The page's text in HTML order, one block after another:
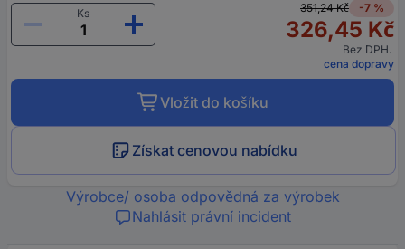
Ks
351,24 Kč
-7 %
326,45 Kč
Bez DPH.
cena dopravy
Vložit do košíku
Získat cenovou nabídku
Výrobce/ osoba odpovědná za výrobek
Nahlásit právní incident